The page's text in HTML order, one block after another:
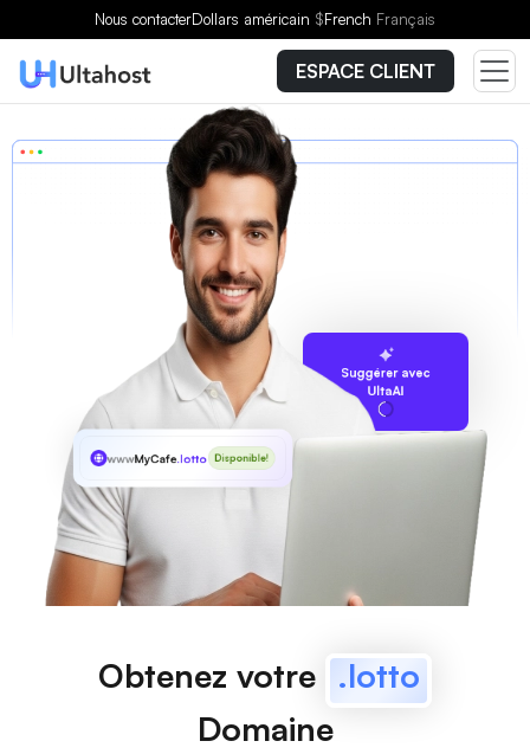
Nous contacterDollars américain $French Français
ESPACE CLIENT
Suggérer avec
UltaAI
wwwMyCafe.lotto Disponible!
Obtenez votre .lotto
Domaine